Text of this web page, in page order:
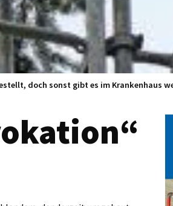
doch sonst gibt es im Krankenhaus